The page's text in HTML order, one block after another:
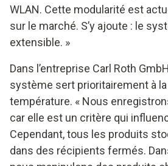
WLAN. Cette modularité est
sur le marché. S’y ajoute : le
extensible. »
Dans l’entreprise Carl Roth
système sert prioritairement à
température. « Nous
car elle est un critère qui
Cependant, tous les produits
dans des récipients fermés.